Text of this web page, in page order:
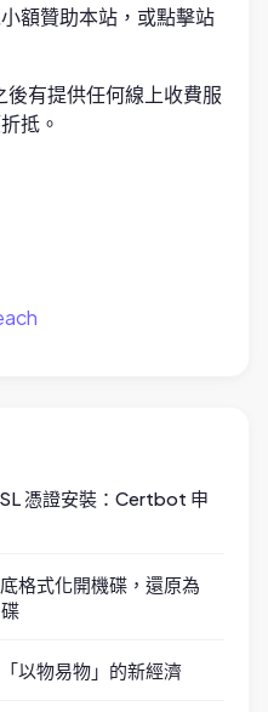
額贊助本站，或點擊站
有提供任何線上收費服
抵。
憑證安裝：Certbot 申
格式化開機碟，還原為
以物易物」的新經濟